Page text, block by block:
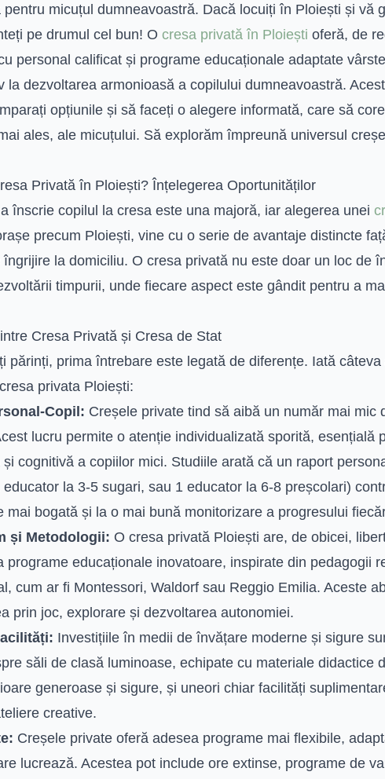
pentru micuțul dumneavoastră. Dacă locuiți în Ploiești și vă
pe drumul cel bun! O cresa privată în Ploiești oferă, de
personal calificat și programe educaționale adaptate
la dezvoltarea armonioasă a copilului dumneavoastră.
opțiunile și să faceți o alegere informată, care să
ales, ale micuțului. Să explorăm împreună universul
Privată în Ploiești? Înțelegerea Oportunităților
înscrie copilul la cresa este una majoră, iar alegerea unei
precum Ploiești, vine cu o serie de avantaje distincte
la domiciliu. O cresa privată nu este doar un loc de
timpurii, unde fiecare aspect este gândit pentru a
Cresa Privată și Cresa de Stat
părinți, prima întrebare este legată de diferențe. Iată
privata Ploiești:
Copil: Creșele private tind să aibă un număr mai mic
lucru permite o atenție individualizată sporită, esențială
cognitivă a copiilor mici. Studiile arată că un raport
la 3-5 sugari, sau 1 educator la 6-8 preșcolari)
mai bogată și la o mai bună monitorizare a progresului
și Metodologii: O cresa privată Ploiești are, de obicei,
programe educaționale inovatoare, inspirate din pedagogii
cum ar fi Montessori, Waldorf sau Reggio Emilia. Aceste
prin joc, explorare și dezvoltarea autonomiei.
Investițiile în medii de învățare moderne și sigure
săli de clasă luminoase, echipate cu materiale didactice
generoase și sigure, și uneori chiar facilități
creative.
Creșele private oferă adesea programe mai flexibile,
lucrează. Acestea pot include ore extinse, programe de